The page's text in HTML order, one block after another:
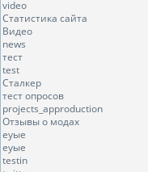
video
Статистика сайта
Видео
news
тест
test
Сталкер
тест опросов
projects_approduction
Отзывы о модах
еуые
еуые
testin